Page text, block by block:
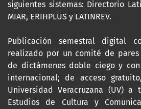
siguientes sistemas: Directorio
MIAR, ERIHPLUS y LATINREV.
Publicación semestral digital
realizado por un comité de pares
de dictámenes doble ciego y
internacional; de acceso
Universidad Veracruzana (UV) a
Estudios de Cultura y